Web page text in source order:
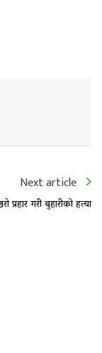
Next article
प्रहार गरी बुहारीको हत्या